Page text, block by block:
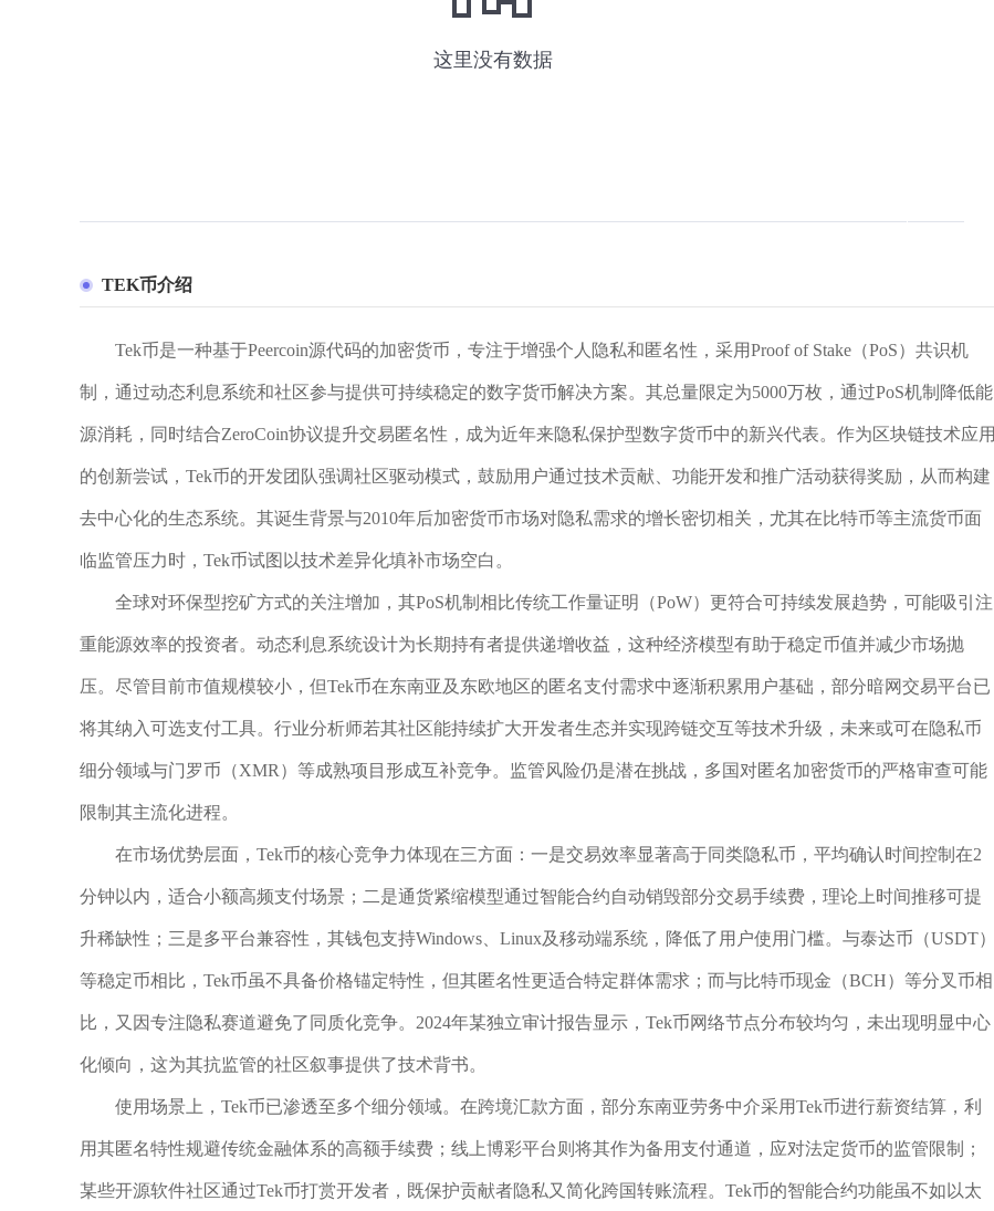
TEK币介绍
Tek币是一种基于Peercoin源代码的加密货币，专注于增强个人隐私和匿名性，采用Proof of Stake（PoS）共识机
制，通过动态利息系统和社区参与提供可持续稳定的数字货币解决方案。其总量限定为5000万枚，通过PoS机制降低能
源消耗，同时结合ZeroCoin协议提升交易匿名性，成为近年来隐私保护型数字货币中的新兴代表。作为区块链技术应用
的创新尝试，Tek币的开发团队强调社区驱动模式，鼓励用户通过技术贡献、功能开发和推广活动获得奖励，从而构建
去中心化的生态系统。其诞生背景与2010年后加密货币市场对隐私需求的增长密切相关，尤其在比特币等主流货币面
临监管压力时，Tek币试图以技术差异化填补市场空白。
全球对环保型挖矿方式的关注增加，其PoS机制相比传统工作量证明（PoW）更符合可持续发展趋势，可能吸引注
重能源效率的投资者。动态利息系统设计为长期持有者提供递增收益，这种经济模型有助于稳定币值并减少市场抛
压。尽管目前市值规模较小，但Tek币在东南亚及东欧地区的匿名支付需求中逐渐积累用户基础，部分暗网交易平台已
将其纳入可选支付工具。行业分析师若其社区能持续扩大开发者生态并实现跨链交互等技术升级，未来或可在隐私币
细分领域与门罗币（XMR）等成熟项目形成互补竞争。监管风险仍是潜在挑战，多国对匿名加密货币的严格审查可能
限制其主流化进程。
在市场优势层面，Tek币的核心竞争力体现在三方面：一是交易效率显著高于同类隐私币，平均确认时间控制在2
分钟以内，适合小额高频支付场景；二是通货紧缩模型通过智能合约自动销毁部分交易手续费，理论上时间推移可提
升稀缺性；三是多平台兼容性，其钱包支持Windows、Linux及移动端系统，降低了用户使用门槛。与泰达币（USDT）
等稳定币相比，Tek币虽不具备价格锚定特性，但其匿名性更适合特定群体需求；而与比特币现金（BCH）等分叉币相
比，又因专注隐私赛道避免了同质化竞争。2024年某独立审计报告显示，Tek币网络节点分布较均匀，未出现明显中心
化倾向，这为其抗监管的社区叙事提供了技术背书。
使用场景上，Tek币已渗透至多个细分领域。在跨境汇款方面，部分东南亚劳务中介采用Tek币进行薪资结算，利
用其匿名特性规避传统金融体系的高额手续费；线上博彩平台则将其作为备用支付通道，应对法定货币的监管限制；
某些开源软件社区通过Tek币打赏开发者，既保护贡献者隐私又简化跨国转账流程。Tek币的智能合约功能虽不如以太